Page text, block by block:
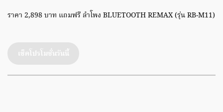
ราคา 2,898 บาท แถมฟรี ลำโพง BLUETOOTH REMAX (รุ่น RB-M11)
เช็คโปรโมชั่นวันนี้